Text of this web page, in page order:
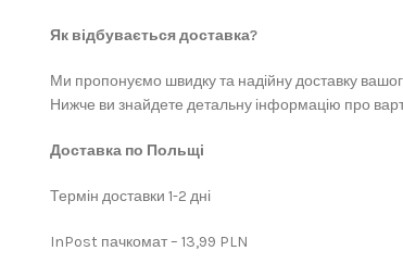
Як відбувається доставка?
Ми пропонуємо швидку та надійну доставку
Нижче ви знайдете детальну інформацію про
Доставка по Польщі
Термін доставки 1-2 дні
InPost пачкомат – 13,99 PLN